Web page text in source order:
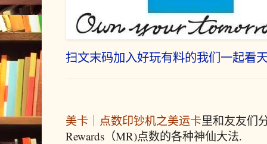
扫文末码加入好玩有料的我们一起看
美卡｜点数印钞机之美运卡里和友友们
Rewards（MR)点数的各种神仙大法.